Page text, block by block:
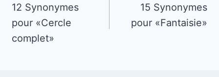
de
l’article
12 Synonymes
pour «Cercle
complet»
15 Synonymes
pour «Fantaisie»